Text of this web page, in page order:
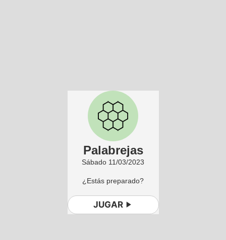
Palabrejas
Sábado 11/03/2023
¿Estás preparado?
JUGAR